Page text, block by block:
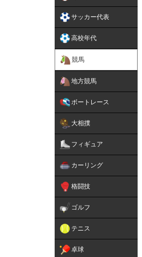
サッカー代表
高校年代
競馬
地方競馬
ボートレース
大相撲
フィギュア
カーリング
格闘技
ゴルフ
テニス
卓球